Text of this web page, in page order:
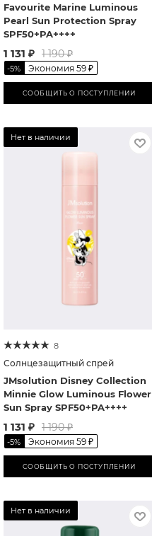
Favourite Marine Luminous
Pearl Sun Protection Spray
SPF50+PA++++
1 131 ₽ 1 190₽
-5% Экономия 59 ₽
СООБЩИТЬ О ПОСТУПЛЕНИИ
Нет в наличии
8
Солнцезащитный спрей
JMsolution Disney Collection
Minnie Glow Luminous Flower
Sun Spray SPF50+PA++++
1 131 ₽ 1 190₽
-5% Экономия 59 ₽
СООБЩИТЬ О ПОСТУПЛЕНИИ
Нет в наличии